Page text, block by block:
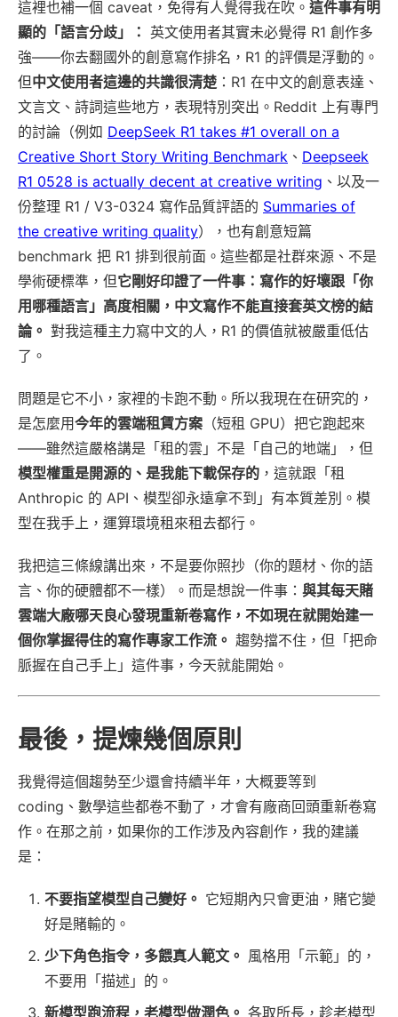
這裡也補一個 caveat，免得有人覺得我在吹。 這件事有明
顯的「語言分歧」： 英文使用者其實未必覺得 R1 創作多
強——你去翻國外的創意寫作排名，R1 的評價是浮動的。
但中文使用者這邊的共識很清楚 ：R1 在中文的創意表達、
文言文、詩詞這些地方，表現特別突出。Reddit 上有專門
的討論（例如 DeepSeek R1 takes #1 overall on a
Creative Short Story Writing Benchmark 、 Deepseek
R1 0528 is actually decent at creative writing 、以及一
份整理 R1 / V3-0324 寫作品質評語的 Summaries of
the creative writing quality），也有創意短篇
benchmark 把 R1 排到很前面。這些都是社群來源、不是
學術硬標準，但它剛好印證了一件事：寫作的好壞跟「你
用哪種語言」高度相關，中文寫作不能直接套英文榜的結
論。 對我這種主力寫中文的人，R1 的價值就被嚴重低估
了。
問題是它不小，家裡的卡跑不動。所以我現在在研究的，
是怎麼用今年的雲端租賃方案 （短租 GPU）把它跑起來
——雖然這嚴格講是「租的雲」不是「自己的地端」，但
模型權重是開源的、是我能下載保存的 ，這就跟「租
Anthropic 的 API、模型卻永遠拿不到」有本質差別。模
型在我手上，運算環境租來租去都行。
我把這三條線講出來，不是要你照抄（你的題材、你的語
言、你的硬體都不一樣）。而是想說一件事： 與其每天賭
雲端大廠哪天良心發現重新卷寫作，不如現在就開始建一
個你掌握得住的寫作專家工作流。 趨勢擋不住，但「把命
脈握在自己手上」這件事，今天就能開始。
最後，提煉幾個原則
我覺得這個趨勢至少還會持續半年，大概要等到
coding、數學這些都卷不動了，才會有廠商回頭重新卷寫
作。在那之前，如果你的工作涉及內容創作，我的建議
是：
不要指望模型自己變好。 它短期內只會更油，賭它變
好是賭輸的。
少下角色指令，多餵真人範文。 風格用「示範」的，
不要用「描述」的。
新模型跑流程，老模型做潤色。 各取所長，趁老模型